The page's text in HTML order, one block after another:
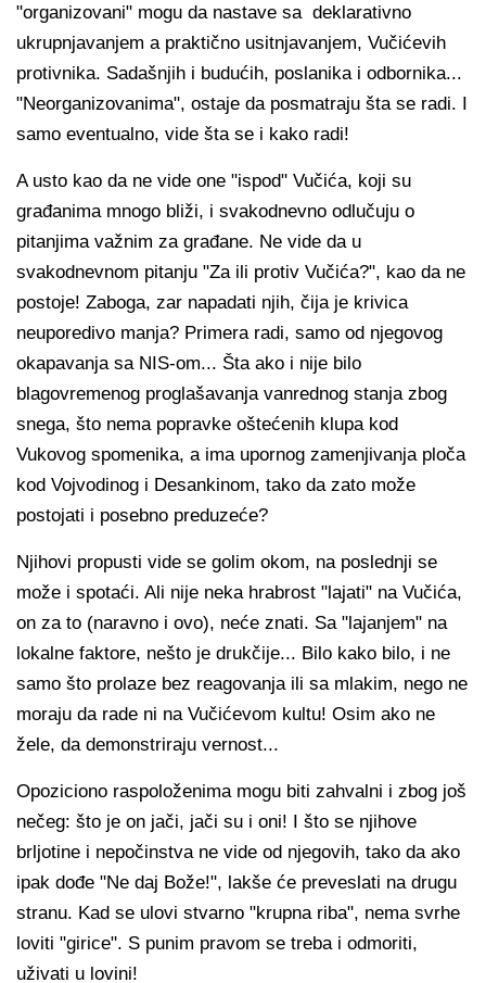
"organizovani" mogu da nastave sa deklarativno
ukrupnjavanjem a praktično usitnjavanjem, Vučićevih
protivnika. Sadašnjih i budućih, poslanika i odbornika...
"Neorganizovanima", ostaje da posmatraju šta se radi. I
samo eventualno, vide šta se i kako radi!
A usto kao da ne vide one "ispod" Vučića, koji su
građanima mnogo bliži, i svakodnevno odlučuju o
pitanjima važnim za građane. Ne vide da u
svakodnevnom pitanju "Za ili protiv Vučića?", kao da ne
postoje! Zaboga, zar napadati njih, čija je krivica
neuporedivo manja? Primera radi, samo od njegovog
okapavanja sa NIS-om... Šta ako i nije bilo
blagovremenog proglašavanja vanrednog stanja zbog
snega, što nema popravke oštećenih klupa kod
Vukovog spomenika, a ima upornog zamenjivanja ploča
kod Vojvodinog i Desankinom, tako da zato može
postojati i posebno preduzeće?
Njihovi propusti vide se golim okom, na poslednji se
može i spotaći. Ali nije neka hrabrost "lajati" na Vučića,
on za to (naravno i ovo), neće znati. Sa "lajanjem" na
lokalne faktore, nešto je drukčije... Bilo kako bilo, i ne
samo što prolaze bez reagovanja ili sa mlakim, nego ne
moraju da rade ni na Vučićevom kultu! Osim ako ne
žele, da demonstriraju vernost...
Opoziciono raspoloženima mogu biti zahvalni i zbog još
nečeg: što je on jači, jači su i oni! I što se njihove
brljotine i nepočinstva ne vide od njegovih, tako da ako
ipak dođe "Ne daj Bože!", lakše će preveslati na drugu
stranu. Kad se ulovi stvarno "krupna riba", nema svrhe
loviti "girice". S punim pravom se treba i odmoriti,
uživati u lovini!